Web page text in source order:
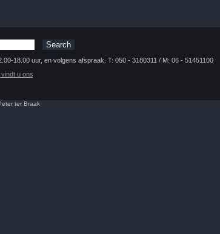
18.00 uur, en volgens afspraak. T: 050 - 3180311 / M: 06 - 51451100
vindt u ons
ter Braak